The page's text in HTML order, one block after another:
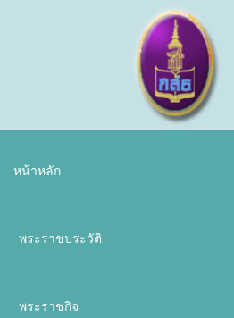
หน้าหลัก
พระราชประวัติ
พระราชกิจ